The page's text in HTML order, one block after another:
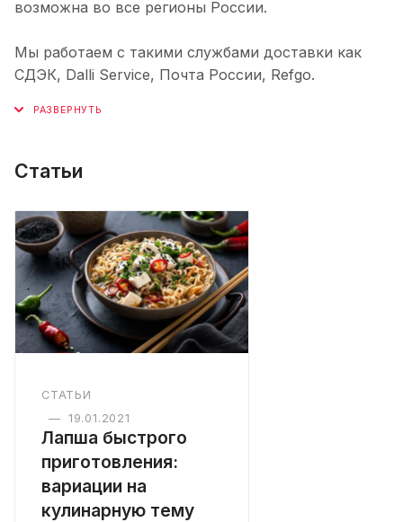
возможна во все регионы России.
Мы работаем с такими службами доставки как
СДЭК, Dalli Service, Почта России, Refgo.
Статьи
СТАТЬИ
— 19.01.2021
Лапша быстрого
приготовления:
вариации на
кулинарную тему